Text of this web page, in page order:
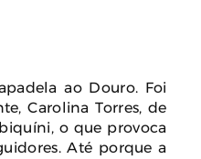
ao Douro. Foi
Carolina Torres, de
o que provoca
Até porque a